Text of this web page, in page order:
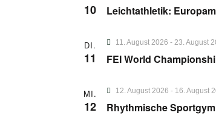
10 Leichtathletik:
DI.
11 FEI World
11. August 2026 - 23. August
MI.
12 Rhythmische
12. August 2026 - 16. August